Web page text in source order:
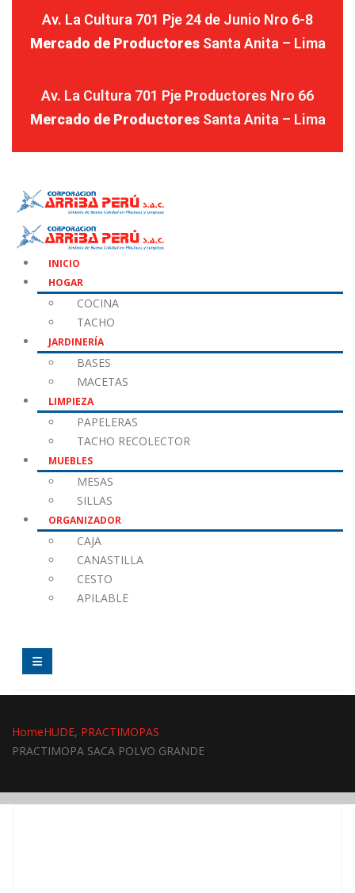
Av. La Cultura 701 Pje 24 de Junio Nro 6-8
Mercado de ProductoresSanta Anita – Lima
Av. La Cultura 701 Pje Productores Nro 66
Mercado de ProductoresSanta Anita – Lima
INICIO
HOGAR
COCINA
TACHO
JARDINERÍA
BASES
MACETAS
LIMPIEZA
PAPELERAS
TACHO RECOLECTOR
MUEBLES
MESAS
SILLAS
ORGANIZADOR
CAJA
CANASTILLA
CESTO
APILABLE
HomeHUDE, PRACTIMOPAS
PRACTIMOPA SACA POLVO GRANDE